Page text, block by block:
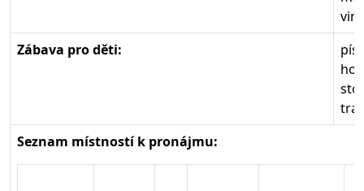
Zábava pro děti:
Seznam místností k pronájmu: